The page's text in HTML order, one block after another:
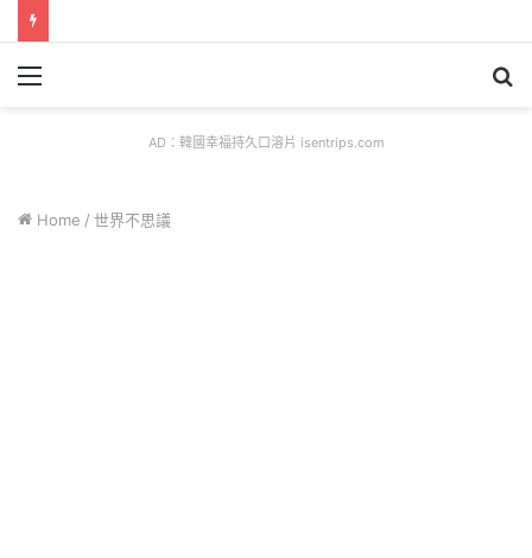
AD：韓國幸福持久口溶片 isentrips.com
Home / 世界不思議